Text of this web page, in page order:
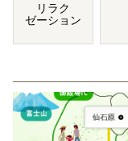
リラク
ゼーション